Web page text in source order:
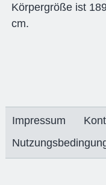
Körpergröße ist
cm.
Impressum